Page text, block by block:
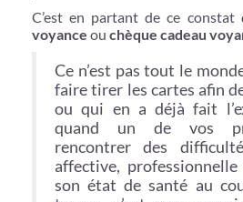
C’est en partant de ce constat
voyance ou chèque cadeau
Ce n’est pas tout le
faire tirer les cartes afin
ou qui en a déjà fait
quand un de vos
rencontrer des
affective,
son état de santé au